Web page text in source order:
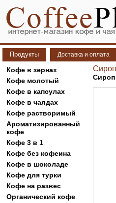
Продукты Доставка и оплата
Кофе в зернах
Кофе молотый
Кофе в капсулах
Кофе в чалдах
Кофе растворимый
Ароматизированный
кофе
Кофе 3 в 1
Кофе без кофеина
Кофе в шоколаде
Кофе для турки
Кофе на развес
Органический кофе
Сироп